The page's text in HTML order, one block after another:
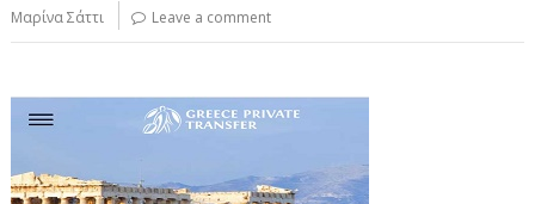
Μαρίνα Σάττι Leave a comment